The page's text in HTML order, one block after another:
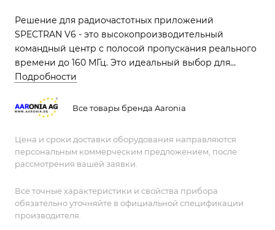
Решение для радиочастотных приложений
SPECTRAN V6 - это высокопроизводительный
командный центр с полосой пропускания реального
времени до 160 МГц. Это идеальный выбор для
широкополосного наблюдения и систем
Подробности
Все товары бренда Aaronia
Цена и сроки доставки оборудования направляются
персональным коммерческим предложением, после
рассмотрения вашей заявки.
Все точные характеристики и свойства прибора
обязательно уточняйте в официальной спецификации
производителя.